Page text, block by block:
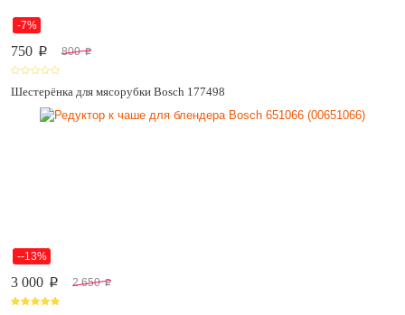
-7%
750 p 800 p
Шестерёнка для мясорубки Bosch 177498
--13%
3 000 p 2 650 p